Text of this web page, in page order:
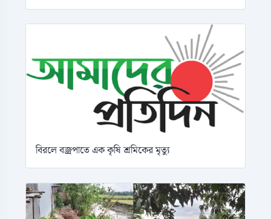
বিরলে বজ্রপাতে এক কৃষি শ্রমিকের মৃত্যু